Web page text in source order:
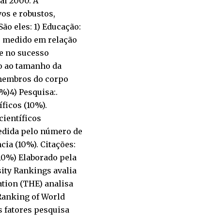
e robustos,
eles: 1) Educação:
em relação
no sucesso
tamanho da
do corpo
Pesquisa:.
(10%).
pelo número de
(10%). Citações:
Elaborado pela
Rankings avalia
(THE) analisa
of World
fatores pesquisa